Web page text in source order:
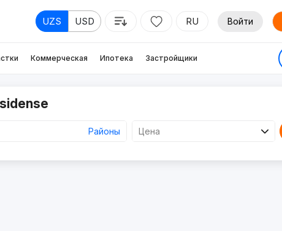
UZS USD RU Войти
Коммерческая Ипотека Застройщики
Районы Цена